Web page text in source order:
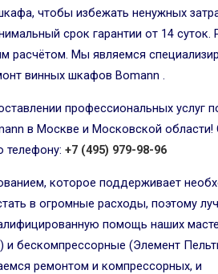
чтобы избежать ненужных
срок гарантии от 14 суток.
расчётом. Мы являемся
винных шкафов Bomann .
профессиональных услуг
в Москве и Московской области!
телефону: +7 (495) 979-98-96
которое поддерживает
в огромные расходы, поэтому
помощь наших
бескомпрессорные (Элемент
ремонтом и компрессорных, и